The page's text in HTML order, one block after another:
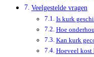
Veelgestelde vragen
Is kurk
Hoe
Kan kurk
Hoeveel kost